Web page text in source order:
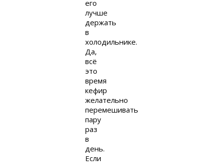
его
лучше
держать
в
холодильнике.
Да,
всё
это
время
кефир
желательно
перемешивать
пару
раз
в
день.
Если